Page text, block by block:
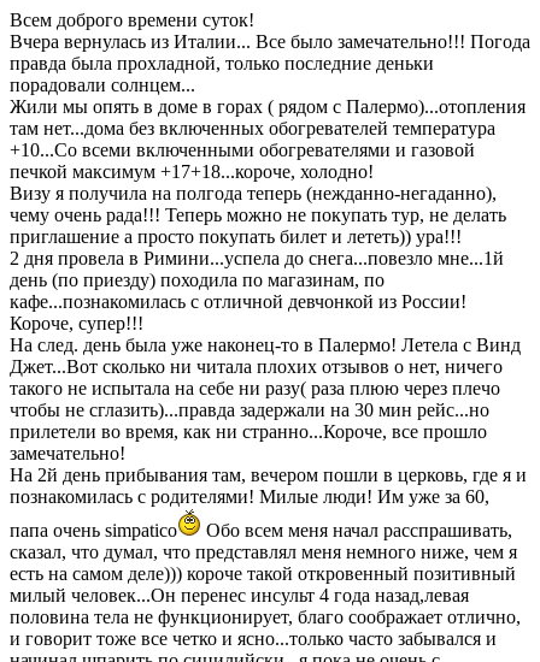
Всем доброго времени суток!
Вчера вернулась из Италии... Все было замечательно!!! Погода
правда была прохладной, только последние деньки
порадовали солнцем...
Жили мы опять в доме в горах ( рядом с Палермо)...отопления
там нет...дома без включенных обогревателей температура
+10...Со всеми включенными обогревателями и газовой
печкой максимум +17+18...короче, холодно!
Визу я получила на полгода теперь (нежданно-негаданно),
чему очень рада!!! Теперь можно не покупать тур, не делать
приглашение а просто покупать билет и лететь)) ура!!!
2 дня провела в Римини...успела до снега...повезло мне...1й
день (по приезду) походила по магазинам, по
кафе...познакомилась с отличной девчонкой из России!
Короче, супер!!!
На след. день была уже наконец-то в Палермо! Летела с Винд
Джет...Вот сколько ни читала плохих отзывов о нет, ничего
такого не испытала на себе ни разу( раза плюю через плечо
чтобы не сглазить)...правда задержали на 30 мин рейс...но
прилетели во время, как ни странно...Короче, все прошло
замечательно!
На 2й день прибывания там, вечером пошли в церковь, где я и
познакомилась с родителями! Милые люди! Им уже за 60,
папа очень simpatico
Обо всем меня начал расспрашивать,
сказал, что думал, что представлял меня немного ниже, чем я
есть на самом деле))) короче такой откровенный позитивный
милый человек...Он перенес инсульт 4 года назад,левая
половина тела не функционирует, благо соображает отлично,
и говорит тоже все четко и ясно...только часто забывался и